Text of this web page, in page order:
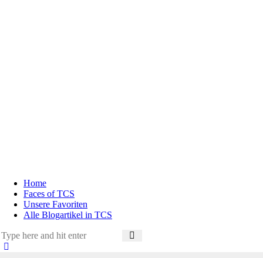
Home
Faces of TCS
Unsere Favoriten
Alle Blogartikel in TCS